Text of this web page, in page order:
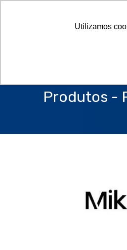
Utilizamos
Produtos -